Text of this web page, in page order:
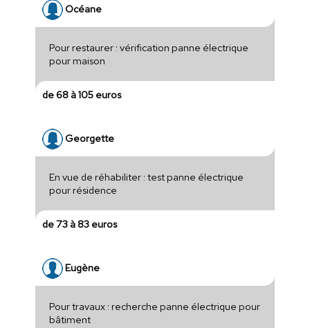
Océane
Pour restaurer : vérification panne électrique
pour maison
de 68 à 105 euros
Georgette
En vue de réhabiliter : test panne électrique
pour résidence
de 73 à 83 euros
Eugène
Pour travaux : recherche panne électrique pour
bâtiment